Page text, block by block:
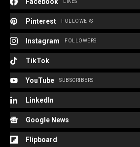
LIKES
Pinterest FOLLOWERS
Instagram FOLLOWERS
TikTok
YouTube SUBSCRIBERS
LinkedIn
Google News
Flipboard